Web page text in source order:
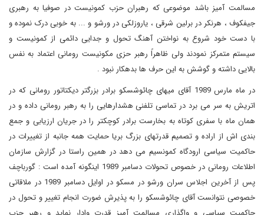
مسالمت آمیز باشد موضوعی که رهبران حزب کمونیست در صوفیا به رهبری
جیفکوف ، هرنکر در برلین شرقی ، یاروزلکی در ورشو و ... به خوبی درک نموده و
با دست خود شروع به نواختن آهنگ تحول و جدایی دائمی از کمونیست و
سیستم متمرکز نمودند ولی ظاهراً رهبر حزی مکونیست رومانی اعتماد به نفس
بالایی داشته و گوشش به این حرف ها بدهکار نبود .
در ماه مارس 1989 آقای میهای چائوشسکو برادر بزرگتر دیکتاتور رومانی که در
اتریش به سر می برد در تماسی تلفنی هشدارهایی را به رهبر رومانی داده و در
همان ماه با سفری کوتاه به بخارست برادر کوچکتر را در جریان ارزیابی و جمع
بندی اش از اراده و تصمیم قدرتهای بزرگ بریا حمایت همه جانبه از تغییرات در
حاکمیت سیاسی ارودگاه کمونسیم می دهد در همین راستا در گزارش سازمان
اطلاعات رومانی در خصوص تحولات دسامبر 1989 اینگونه آمده است : گورباچف
پس از آخرین اجلاس سران ورشو در مسکو در اوایل دسامبر 1989 در ملاقاتی
خصوصی نتوانست آقای چائوشسکو را به پذیرش ضورت انجام تغییر و تحول در